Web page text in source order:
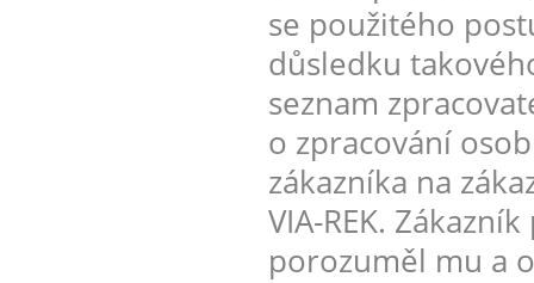
se použitého
důsledku
seznam
o zpracování
zákazníka na
VIA-REK.
porozuměl mu a